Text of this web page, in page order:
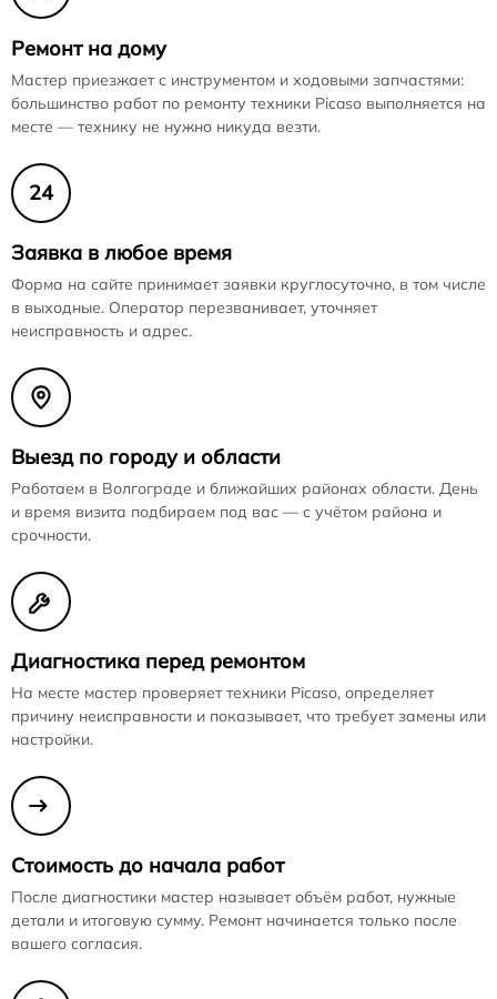
Ремонт на дому
Мастер приезжает с инструментом и ходовыми запчастями:
большинство работ по ремонту техники Picaso выполняется на
месте — технику не нужно никуда везти.
24
Заявка в любое время
Форма на сайте принимает заявки круглосуточно, в том числе
в выходные. Оператор перезванивает, уточняет
неисправность и адрес.
Выезд по городу и области
Работаем в Волгограде и ближайших районах области. День
и время визита подбираем под вас — с учётом района и
срочности.
Диагностика перед ремонтом
На месте мастер проверяет техники Picaso, определяет
причину неисправности и показывает, что требует замены или
настройки.
Стоимость до начала работ
После диагностики мастер называет объём работ, нужные
детали и итоговую сумму. Ремонт начинается только после
вашего согласия.